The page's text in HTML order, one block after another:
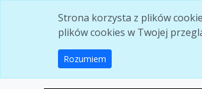
Strona korzysta z plików
plików cookies w Twojej
Rozumiem